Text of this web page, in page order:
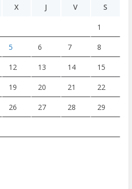
X J V S
1
5 6 7 8
12 13 14 15
19 20 21 22
26 27 28 29